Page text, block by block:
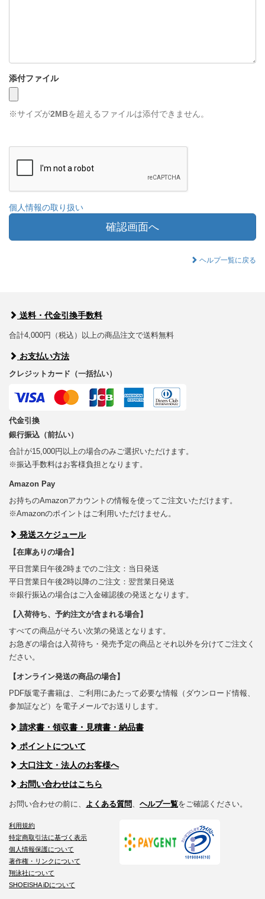
添付ファイル
※サイズが2MBを超えるファイルは添付できません。
個人情報の取り扱い
確認画面へ
ヘルプ一覧に戻る
送料・代金引換手数料
合計4,000円（税込）以上の商品注文で送料無料
お支払い方法
クレジットカード（一括払い）
代金引換
銀行振込（前払い）
合計が15,000円以上の場合のみご選択いただけます。
※振込手数料はお客様負担となります。
Amazon Pay
お持ちのAmazonアカウントの情報を使ってご注文いただけます。
※Amazonのポイントはご利用いただけません。
発送スケジュール
【在庫ありの場合】
平日営業日午後2時までのご注文：当日発送
平日営業日午後2時以降のご注文：翌営業日発送
※銀行振込の場合はご入金確認後の発送となります。
【入荷待ち、予約注文が含まれる場合】
すべての商品がそろい次第の発送となります。
お急ぎの場合は入荷待ち・発売予定の商品とそれ以外を分けてご注文く
ださい。
【オンライン発送の商品の場合】
PDF版電子書籍は、ご利用にあたって必要な情報（ダウンロード情報、
参加証など）を電子メールでお送りします。
請求書・領収書・見積書・納品書
ポイントについて
大口注文・法人のお客様へ
お問い合わせはこちら
お問い合わせの前に、 よくある質問 ヘルプ一覧をご確認ください。
利用規約
特定商取引法に基づく表示
個人情報保護について
著作権・リンクについて
翔泳社について
SHOEISHA iDについて